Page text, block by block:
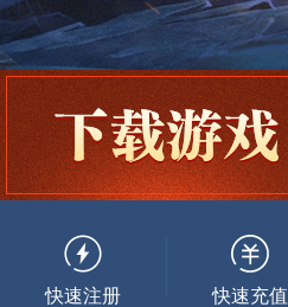
快速注册 快速充值